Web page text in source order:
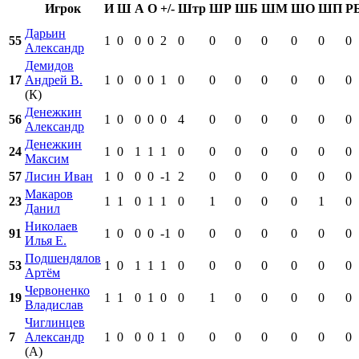
Игрок И Ш А О +/- Штр ШР ШБ ШМ ШО ШП
55
Дарьин
Александр
1 0 0 0 2 0 0 0 0 0 0 0
17
Демидов
Андрей В.
(К)
1 0 0 0 1 0 0 0 0 0 0 0
56
Денежкин
Александр
1 0 0 0 0 4 0 0 0 0 0 0
24
Денежкин
Максим
1 0 1 1 1 0 0 0 0 0 0
0
57 Лисин Иван 1 0 0 0 -1 2 0 0 0 0 0
0
23
Макаров
Данил
1 1 0 1 1 0 1 0 0 0 1 0
91
Николаев
Илья Е.
1 0 0 0 -1 0 0 0 0 0 0 0
53
Подшендялов
Артём
1 0 1 1 1 0 0 0 0 0 0 0
19
Червоненко
Владислав
1 1 0 1 0 0 1 0 0 0 0 0
7
Чиглинцев
Александр
(А)
1 0 0 0 1 0 0 0 0 0 0 0